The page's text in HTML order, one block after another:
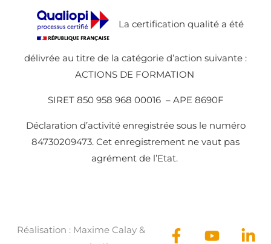
La certification qualité a été
délivrée au titre de la catégorie d’action suivante :
ACTIONS DE FORMATION
SIRET 850 958 968 00016 – APE 8690F
Déclaration d’activité enregistrée sous le numéro
84730209473. Cet enregistrement ne vaut pas
agrément de l’Etat.
Réalisation : Maxime Calay &